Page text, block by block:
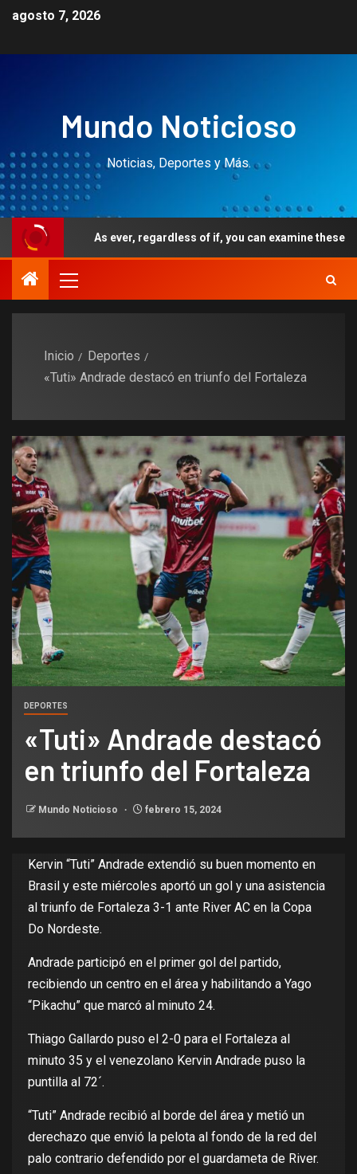
agosto 7, 2026
Mundo Noticioso
Noticias, Deportes y Más.
As ever, regardless of if, you can examine these rates out-of
Inicio
Deportes
«Tuti» Andrade destacó en triunfo del Fortaleza
DEPORTES
«Tuti» Andrade destacó
en triunfo del Fortaleza
Mundo Noticioso febrero 15, 2024
Kervin “Tuti” Andrade extendió su buen momento en
Brasil y este miércoles aportó un gol y una asistencia
al triunfo de Fortaleza 3-1 ante River AC en la Copa
Do Nordeste.
Andrade participó en el primer gol del partido,
recibiendo un centro en el área y habilitando a Yago
“Pikachu” que marcó al minuto 24.
Thiago Gallardo puso el 2-0 para el Fortaleza al
minuto 35 y el venezolano Kervin Andrade puso la
puntilla al 72´.
“Tuti” Andrade recibió al borde del área y metió un
derechazo que envió la pelota al fondo de la red del
palo contrario defendido por el guardameta de River.